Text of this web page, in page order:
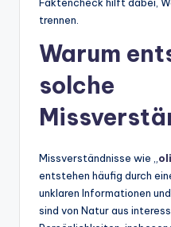
trennen.
Warum
solche
Missverständnisse wie „
entstehen häufig durch
unklaren Informationen
sind von Natur aus